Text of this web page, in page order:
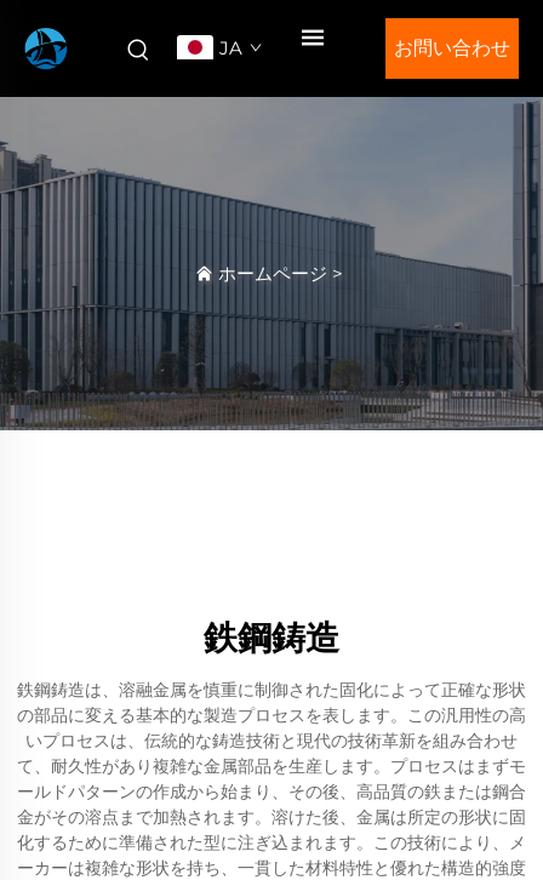
JA お問い合わせ
ホームページ >
鉄鋼鋳造
鉄鋼鋳造は、溶融金属を慎重に制御された固化によって正確な形状
の部品に変える基本的な製造プロセスを表します。この汎用性の高
いプロセスは、伝統的な鋳造技術と現代の技術革新を組み合わせ
て、耐久性があり複雑な金属部品を生産します。プロセスはまずモ
ールドパターンの作成から始まり、その後、高品質の鉄または鋼合
金がその溶点まで加熱されます。溶けた後、金属は所定の形状に固
化するために準備された型に注ぎ込まれます。この技術により、メ
ーカーは複雑な形状を持ち、一貫した材料特性と優れた構造的強度